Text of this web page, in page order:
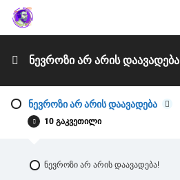
ᲜᲔᲕᲠᲝᲖᲘ ᲐᲠ ᲐᲠᲘᲡ ᲓᲐᲐᲕᲐᲓᲔᲑᲐ
ნევროზი არ არის დაავადება
10 გაკვეთილი
ნევროზი არ არის დაავადება!